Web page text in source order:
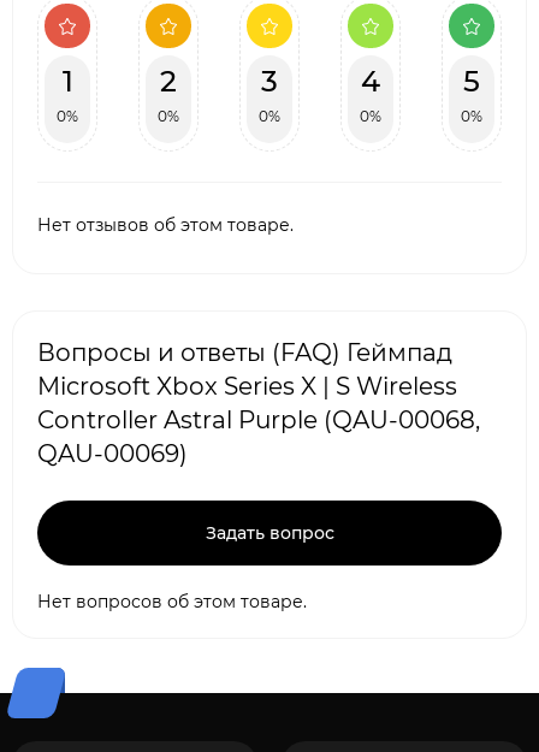
1
0%
2
0%
3
0%
4
0%
5
0%
Нет отзывов об этом товаре.
Вопросы и ответы (FAQ) Геймпад
Microsoft Xbox Series X | S Wireless
Controller Astral Purple (QAU-00068,
QAU-00069)
Задать вопрос
Нет вопросов об этом товаре.